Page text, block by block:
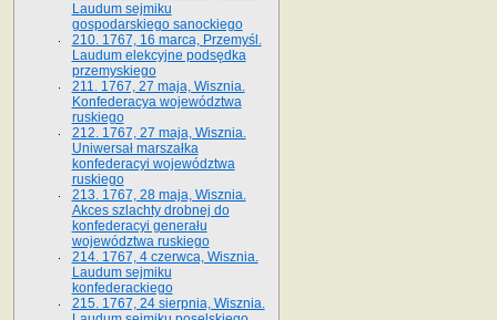
Laudum sejmiku
gospodarskiego sanockiego
210. 1767, 16 marca, Przemyśl.
Laudum elekcyjne podsędka
przemyskiego
211. 1767, 27 maja, Wisznia.
Konfederacya województwa
ruskiego
212. 1767, 27 maja, Wisznia.
Uniwersał marszałka
konfederacyi województwa
ruskiego
213. 1767, 28 maja, Wisznia.
Akces szlachty drobnej do
konfederacyi generału
województwa ruskiego
214. 1767, 4 czerwca, Wisznia.
Laudum sejmiku
konfederackiego
215. 1767, 24 sierpnia, Wisznia.